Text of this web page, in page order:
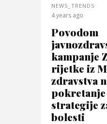
NEWS_TRENDS
4 years ago
Povodom
kampanje
rijetke iz
zdravstva
pokretanje
strategije
bolesti